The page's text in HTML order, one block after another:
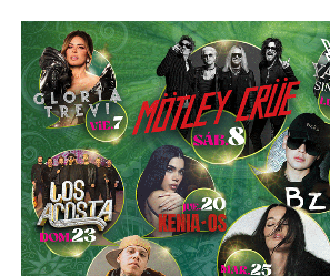
del Metro de Nueva York.
El vínculo de Slim con El Realito no se
participación como socio operador. La
de Carlos Slim,Carso
(CICSA), fue la que diseñó y
presa, bajo un contrato adjudicado en
documenta el propio sitio de CICSA,
su portafolio de proyectos de agua,